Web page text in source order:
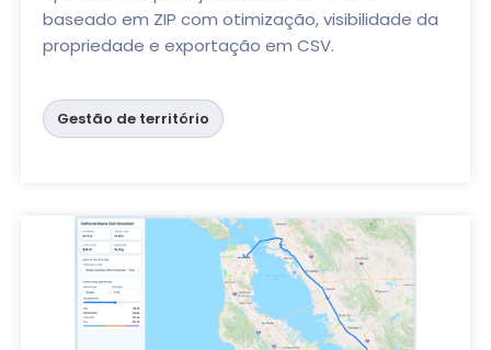
baseado em ZIP com otimização, visibilidade da
propriedade e exportação em CSV.
Gestão de território